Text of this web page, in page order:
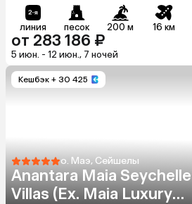
линия песок 200 м 16 км
от 283 186 ₽
5 июн. - 12 июн., 7 ночей
Кешбэк + 30 425
о. Маэ, Сейшелы
Anantara Maia
Villas (Ex. Maia Luxury